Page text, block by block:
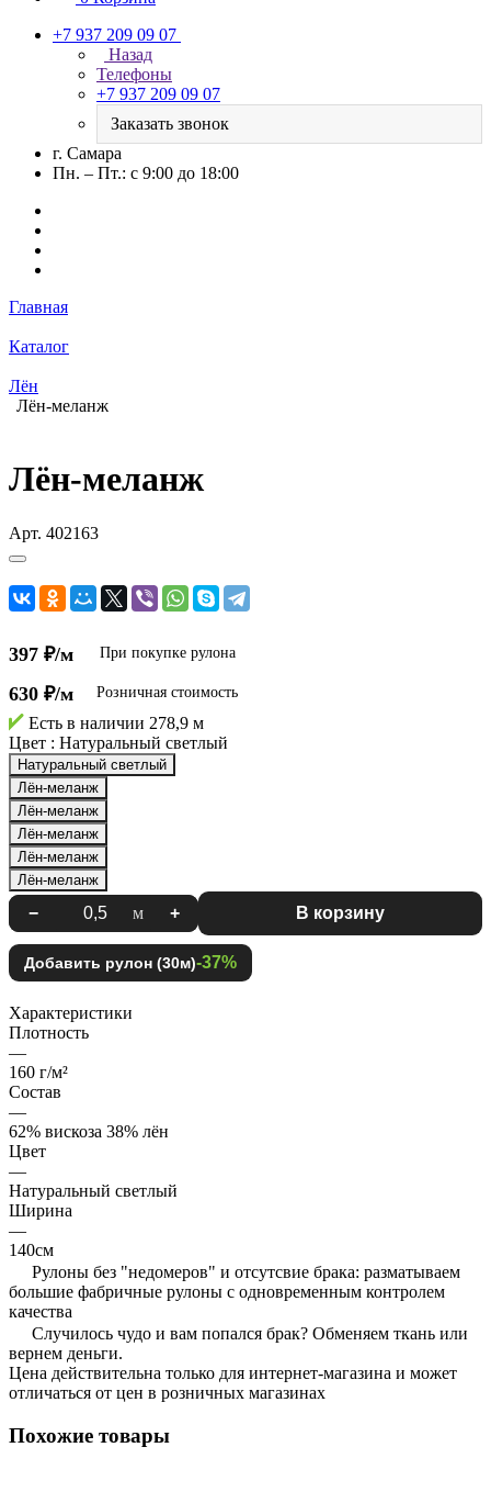
+7 937 209 09 07
Назад
Телефоны
+7 937 209 09 07
Заказать звонок
г. Самара
Пн. – Пт.: с 9:00 до 18:00
Главная
Каталог
Лён
Лён-меланж
Лён-меланж
Арт. 402163
397 ₽/м При покупке рулона
630 ₽/м Розничная стоимость
Есть в наличии 278,9 м
Цвет : Натуральный светлый
Натуральный светлый
Лён-меланж
Лён-меланж
Лён-меланж
Лён-меланж
Лён-меланж
− м + В корзину
Добавить рулон (30м)-37%
Характеристики
Плотность
—
160 г/м²
Состав
—
62% вискоза 38% лён
Цвет
—
Натуральный светлый
Ширина
—
140см
Рулоны без "недомеров" и отсутсвие брака: разматываем
большие фабричные рулоны с одновременным контролем
качества
Случилось чудо и вам попался брак? Обменяем ткань или
вернем деньги.
Цена действительна только для интернет-магазина и может
отличаться от цен в розничных магазинах
Похожие товары